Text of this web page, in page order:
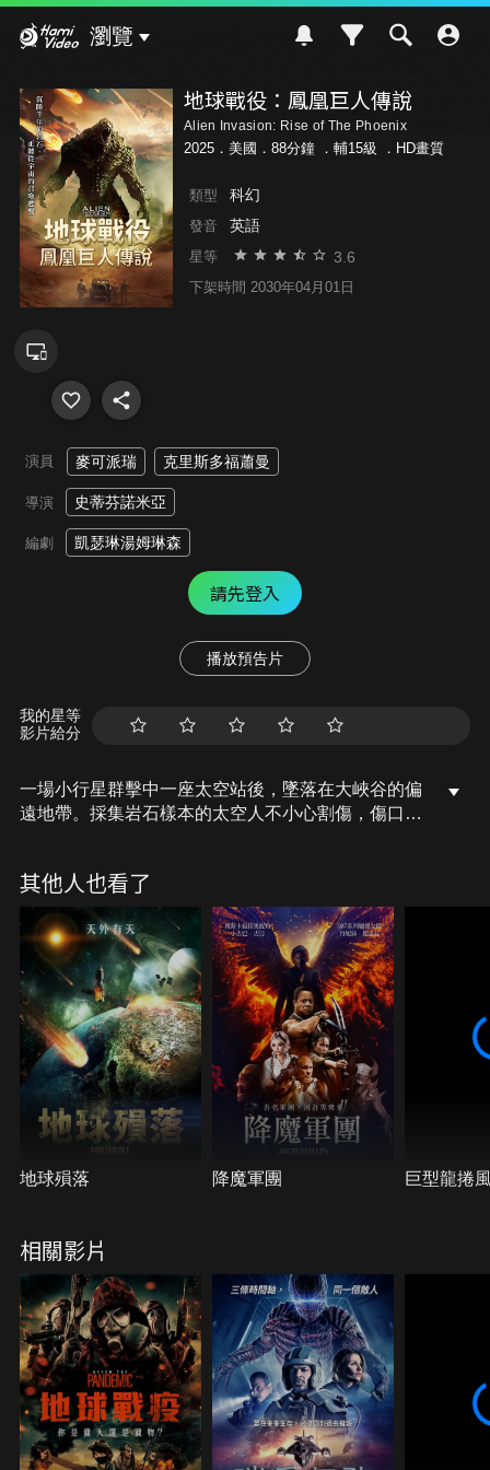
瀏覽
地球戰役：鳳凰巨人傳說
Alien Invasion: Rise of The Phoenix
2025．美國．88分鐘 ． 輔15級 ．HD畫質
類型 科幻
發音 英語
星等 3.6
下架時間 2030年04月01日
演員 麥可派瑞 克里斯多福蕭曼
導演 史蒂芬諾米亞
編劇 凱瑟琳湯姆琳森
請先登入
播放預告片
我的星等
影片給分
一場小行星群擊中一座太空站後，墜落在大峽谷的偏
遠地帶。採集岩石樣本的太空人不小心割傷，傷口卻
變異，更可怕的是殞石裡的神祕物質似乎喚醒了沉睡
的怪獸，巨大的岩石巨人正朝著鳳凰城邁進，一群研
究「躍遷」的科學家，計畫將岩石巨人以隔空傳送的
方式送到外太空…
其他人也看了
地球殞落 降魔軍團 巨型龍捲
相關影片